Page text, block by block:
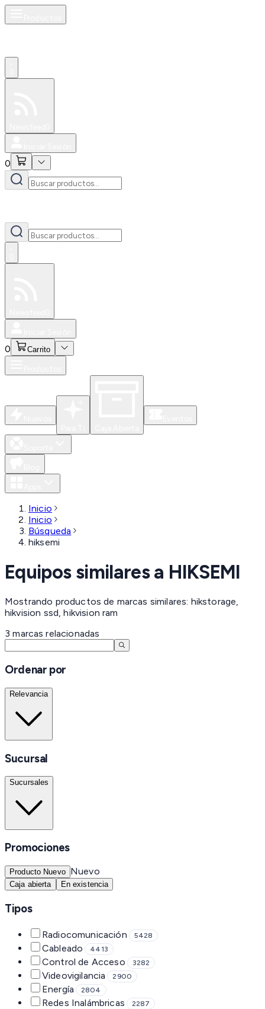
0
0 Carrito
Inicio
Inicio
Búsqueda
hiksemi
Equipos similares a HIKSEMI
Mostrando productos de marcas similares: hikstorage,
hikvision ssd, hikvision ram
3 marcas relacionadas
Ordenar por
Relevancia
Sucursal
Sucursales
Promociones
Producto Nuevo Nuevo
Caja abierta En existencia
Tipos
Radiocomunicación 5428
Cableado 4413
Control de Acceso 3282
Videovigilancia 2900
Energía 2804
Redes Inalámbricas 2287